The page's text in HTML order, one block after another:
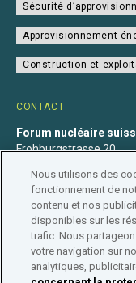
CONTACT
Forum nucléaire
Frohburgstrasse 20
+41 31 560 36 50
info@nuklearforum.ch
Sécurité
Approvisionnement
Construction et
Déclaration de
Nous utilisons des
fonctionnement de
contenu et nos
disponibles sur les
trafic. Nous
votre navigation sur
analytiques,